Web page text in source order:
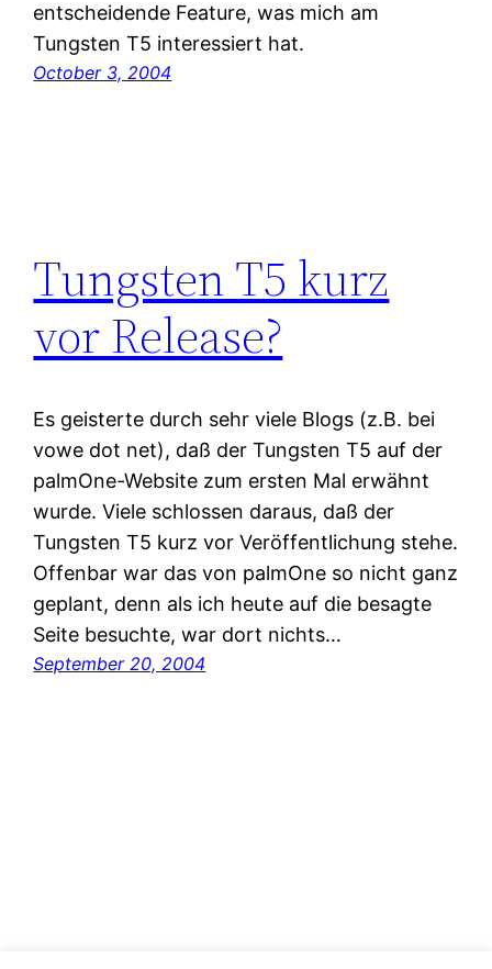
entscheidende Feature, was mich am
Tungsten T5 interessiert hat.
October 3, 2004
Tungsten T5 kurz
vor Release?
Es geisterte durch sehr viele Blogs (z.B. bei
vowe dot net), daß der Tungsten T5 auf der
palmOne-Website zum ersten Mal erwähnt
wurde. Viele schlossen daraus, daß der
Tungsten T5 kurz vor Veröffentlichung stehe.
Offenbar war das von palmOne so nicht ganz
geplant, denn als ich heute auf die besagte
Seite besuchte, war dort nichts…
September 20, 2004